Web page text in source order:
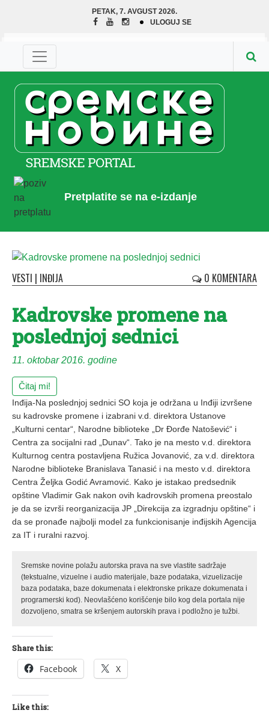
PETAK, 7. AVGUST 2026.
ULOGUJ SE
Pretplatite se na e-izdanje
VESTI | INĐIJA 0 KOMENTARA
Kadrovske promene na
poslednjoj sednici
11. oktobar 2016. godine
Čitaj mi!
Inđija-Na poslednjoj sednici SO koja je održana u Inđiji izvršene
su kadrovske promene i izabrani v.d. direktora Ustanove
„Kulturni centar“, Narodne biblioteke „Dr Đorđe Natošević“ i
Centra za socijalni rad „Dunav“. Tako je na mesto v.d. direktora
Kulturnog centra postavljena Ružica Jovanović, za v.d. direktora
Narodne biblioteke Branislava Tanasić i na mesto v.d. direktora
Centra Željka Godić Avramović. Kako je istakao predsednik
opštine Vladimir Gak nakon ovih kadrovskih promena preostalo
je da se izvrši reorganizacija JP „Direkcija za izgradnju opštine“ i
da se pronađe najbolji model za funkcionisanje inđijskih Agencija
za IT i ruralni razvoj.
Sremske novine polažu autorska prava na sve vlastite sadržaje
(tekstualne, vizuelne i audio materijale, baze podataka, vizuelizacije
baza podataka, baze dokumenata i elektronske prikaze dokumenata i
programerski kod). Neovlašćeno korišćenje bilo kog dela portala nije
dozvoljeno, smatra se kršenjem autorskih prava i podložno je tužbi.
Share this:
Facebook X
Like this: